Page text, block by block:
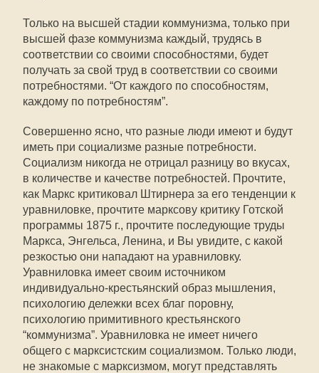
Только на высшей стадии коммунизма, только при
высшей фазе коммунизма каждый, трудясь в
соответствии со своими способностями, будет
получать за свой труд в соответствии со своими
потребностями. “От каждого по способностям,
каждому по потребностям”.
Совершенно ясно, что разные люди имеют и будут
иметь при социализме разные потребности.
Социализм никогда не отрицал разницу во вкусах,
в количестве и качестве потребностей. Прочтите,
как Маркс критиковал Штирнера за его тенденции к
уравниловке, прочтите марксову критику Готской
программы 1875 г., прочтите последующие труды
Маркса, Энгельса, Ленина, и Вы увидите, с какой
резкостью они нападают на уравниловку.
Уравниловка имеет своим источником
индивидуально-крестьянский образ мышления,
психологию дележки всех благ поровну,
психологию примитивного крестьянского
“коммунизма”. Уравниловка не имеет ничего
общего с марксистским социализмом. Только люди,
не знакомые с марксизмом, могут представлять